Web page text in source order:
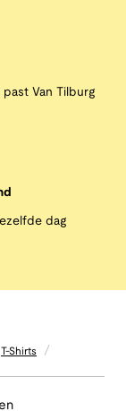
Van Tilburg
dag
T-Shirts /